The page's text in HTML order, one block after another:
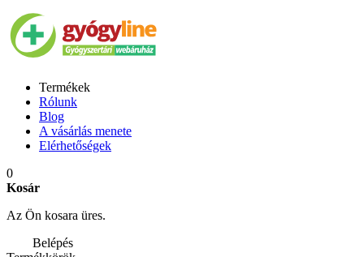
Termékek
Rólunk
Blog
A vásárlás menete
Elérhetőségek
0
Kosár
Az Ön kosara üres.
Belépés